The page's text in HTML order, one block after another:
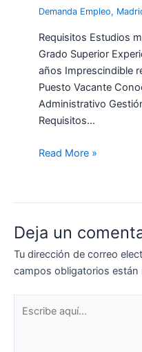
Demanda Empleo,
Requisitos Estudios
Grado Superior
años Imprescindible
Puesto Vacante
Administrativo
Requisitos…
Read More »
Deja un
Tu dirección de correo
campos obligatorios están
aquí...